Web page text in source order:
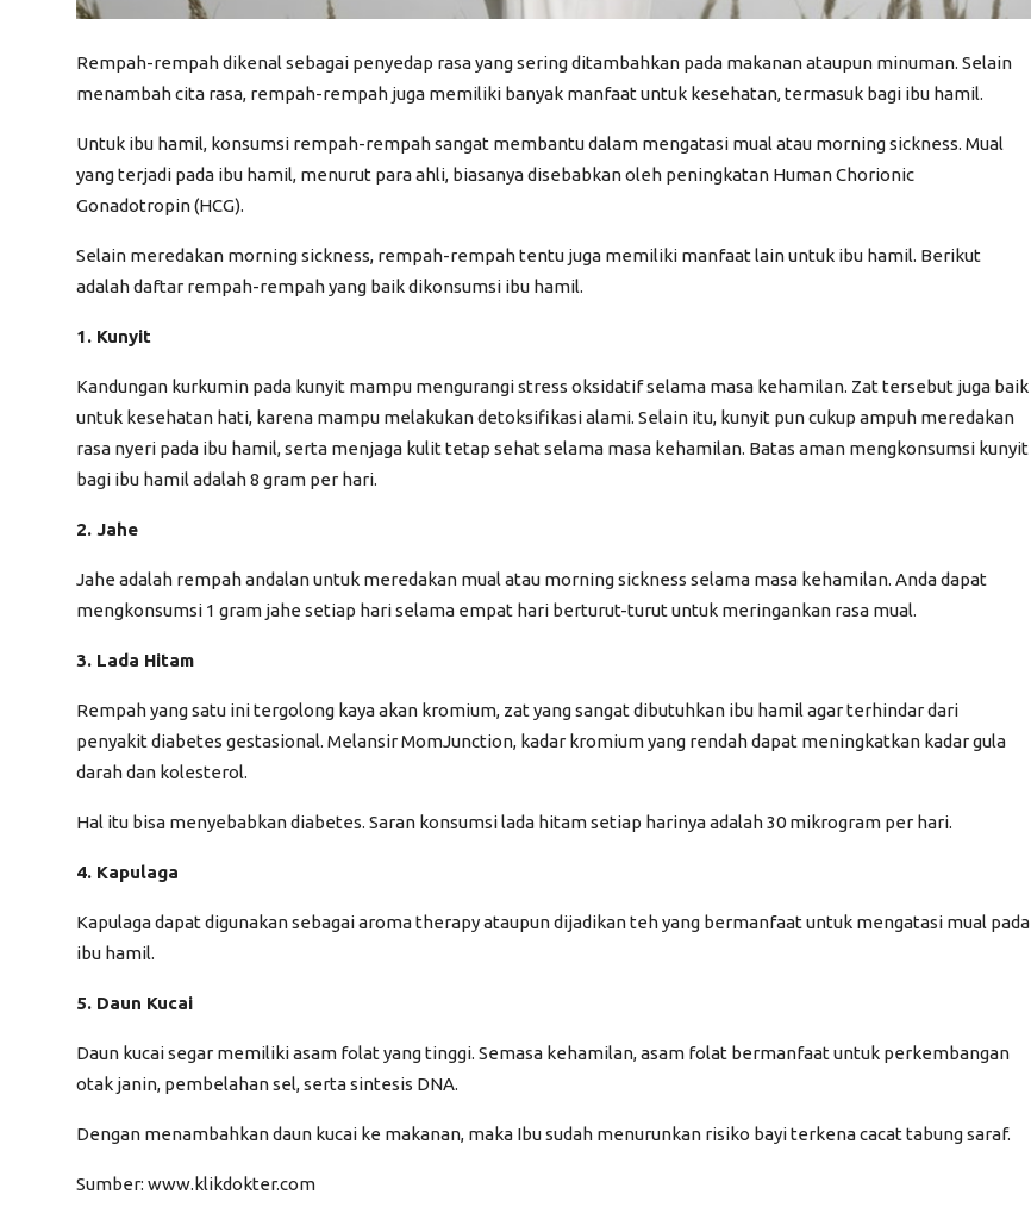
Rempah-rempah dikenal sebagai penyedap rasa yang sering ditambahkan pada makanan ataupun minuman. Selain
menambah cita rasa, rempah-rempah juga memiliki banyak manfaat untuk kesehatan, termasuk bagi ibu hamil.
Untuk ibu hamil, konsumsi rempah-rempah sangat membantu dalam mengatasi mual atau morning sickness. Mual
yang terjadi pada ibu hamil, menurut para ahli, biasanya disebabkan oleh peningkatan Human Chorionic
Gonadotropin(HCG).
Selain meredakan morning sickness, rempah-rempah tentu juga memiliki manfaat lain untuk ibu hamil. Berikut
adalah daftar rempah-rempah yang baik dikonsumsi ibu hamil.
1. Kunyit
Kandungan kurkumin pada kunyit mampu mengurangi stress oksidatif selama masa kehamilan. Zat tersebut juga baik
untuk kesehatan hati, karena mampu melakukan detoksifikasi alami. Selain itu, kunyit pun cukup ampuh meredakan
rasa nyeri pada ibu hamil, serta menjaga kulit tetap sehat selama masa kehamilan. Batas aman mengkonsumsi kunyit
bagi ibu hamil adalah 8 gram per hari.
2. Jahe
Jahe adalah rempah andalan untuk meredakan mual atau morning sickness selama masa kehamilan. Anda dapat
mengkonsumsi 1 gram jahe setiap hari selama empat hari berturut-turut untuk meringankan rasa mual.
3. Lada Hitam
Rempah yang satu ini tergolong kaya akan kromium, zat yang sangat dibutuhkan ibu hamil agar terhindar dari
penyakit diabetes gestasional. MelansirMomJunction, kadar kromium yang rendah dapat meningkatkan kadar gula
darah dan kolesterol.
Hal itu bisa menyebabkan diabetes. Saran konsumsi lada hitam setiap harinya adalah 30 mikrogram per hari.
4. Kapulaga
Kapulaga dapat digunakan sebagaiaroma therapyataupun dijadikan teh yang bermanfaat untuk mengatasi mual pada
ibu hamil.
5. Daun Kucai
Daun kucai segar memiliki asam folat yang tinggi. Semasa kehamilan, asam folat bermanfaat untuk perkembangan
otak janin, pembelahan sel, serta sintesis DNA.
Dengan menambahkan daun kucai ke makanan, maka Ibu sudah menurunkan risiko bayi terkena cacat tabung saraf.
Sumber: www.klikdokter.com